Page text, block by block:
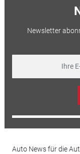
Newsletter
Auto News für die